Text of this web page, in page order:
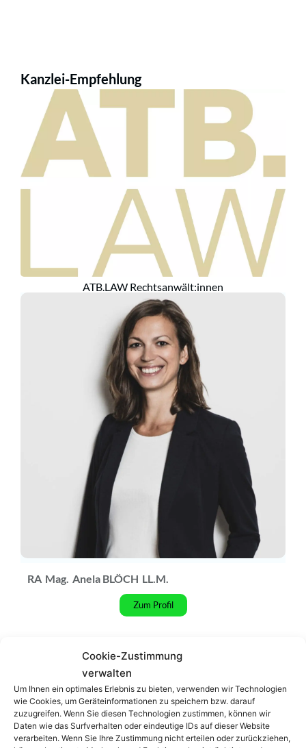
Cookie-Zustimmung
verwalten
Um Ihnen ein optimales Erlebnis zu bieten, verwenden wir Technologien
wie Cookies, um Geräteinformationen zu speichern bzw. darauf
zuzugreifen. Wenn Sie diesen Technologien zustimmen, können wir
Daten wie das Surfverhalten oder eindeutige IDs auf dieser Website
verarbeiten. Wenn Sie Ihre Zustimmung nicht erteilen oder zurückziehen,
Kanzlei-Empfehlung
ATB.LAW Rechtsanwält:innen
RA Mag. Anela BLÖCH LL.M.
Zum Profil